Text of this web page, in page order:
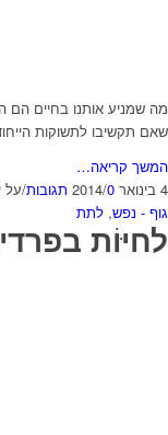
שאם תקשיבו לתשוקות
המשך קריאה…
4 בינואר 2014
/0 תגובות /על
גוף - נפש, לתת
לחיּוֹת